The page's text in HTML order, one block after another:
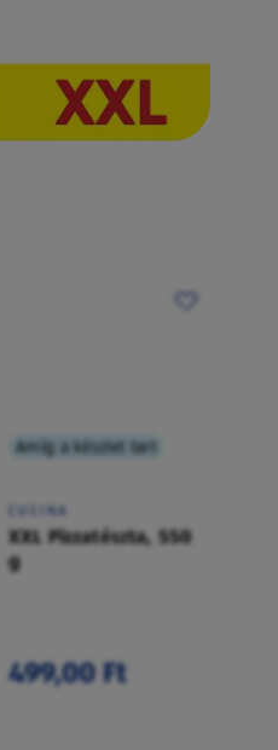
Amíg a készlet tart
CUCINA
XXL Pizzatészta, 550
g
499,00 Ft